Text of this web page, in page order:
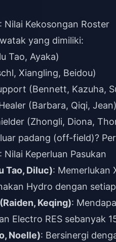
Nilai Kekosongan Roster
yang dimiliki:
Tao, Ayaka)
Xiangling, Beidou)
(Bennett, Kazuha,
(Barbara, Qiqi, Jean)
(Zhongli, Diona,
padang (off-field)?
Nilai Keperluan Pasukan
Tao, Diluc): Memerlukan
Hydro dengan
Keqing):
Electro RES sebanyak
Noelle): Bersinergi